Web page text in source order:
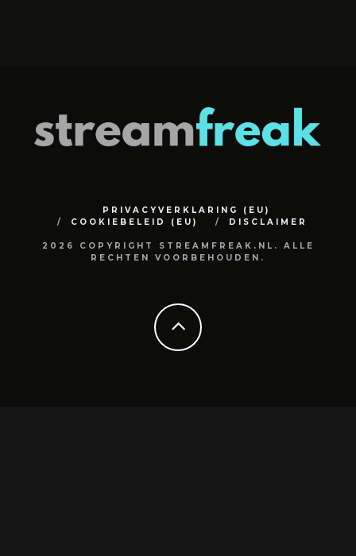
PRIVACYVERKLARING (EU)
COOKIEBELEID (EU)
DISCLAIMER
2026 COPYRIGHT STREAMFREAK.NL. ALLE
RECHTEN VOORBEHOUDEN.